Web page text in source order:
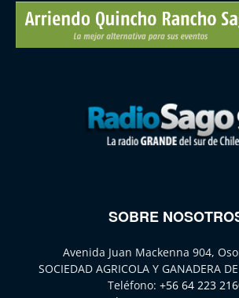
SOBRE
Avenida Juan Mackenna 904,
SOCIEDAD AGRICOLA Y GANADERA
Teléfono: +56 64 223